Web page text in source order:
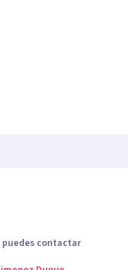
puedes contactar